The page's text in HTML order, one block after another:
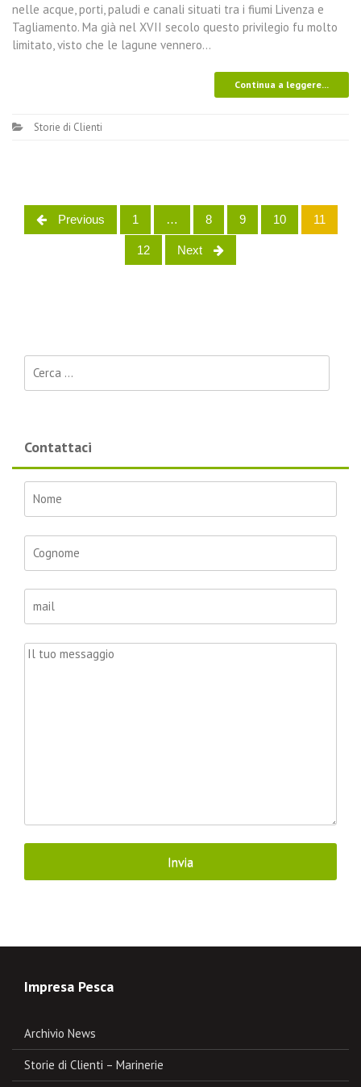
nelle acque, porti, paludi e canali situati tra i fiumi Livenza e
Tagliamento. Ma già nel XVII secolo questo privilegio fu molto
limitato, visto che le lagune vennero…
Continua a leggere...
Storie di Clienti
Posts navigation
Previous 1 … 8 9 10 11
12 Next
Contattaci
Impresa Pesca
Archivio News
Storie di Clienti – Marinerie